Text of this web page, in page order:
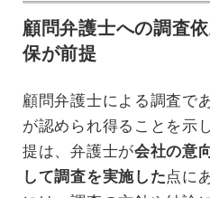
顧問弁護士への調査
保が前提
顧問弁護士による調査で
が認められ得ることを示
提は、弁護士が会社の意
して調査を実施した点に